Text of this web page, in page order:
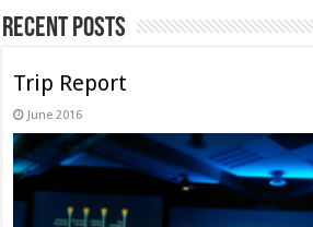
Recent Posts
Trip Report
June 2016